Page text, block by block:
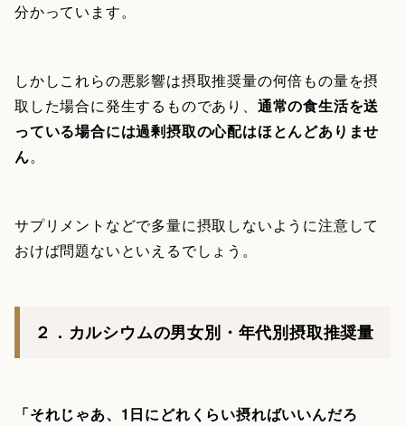
分かっています。
しかしこれらの悪影響は摂取推奨量の何倍もの量を摂
取した場合に発生するものであり、 通常の食生活を送
っている場合には過剰摂取の心配はほとんどありませ
ん。
サプリメントなどで多量に摂取しないように注意して
おけば問題ないといえるでしょう。
２．カルシウムの男女別・年代別摂取推奨量
「それじゃあ、1日にどれくらい摂ればいいんだろ